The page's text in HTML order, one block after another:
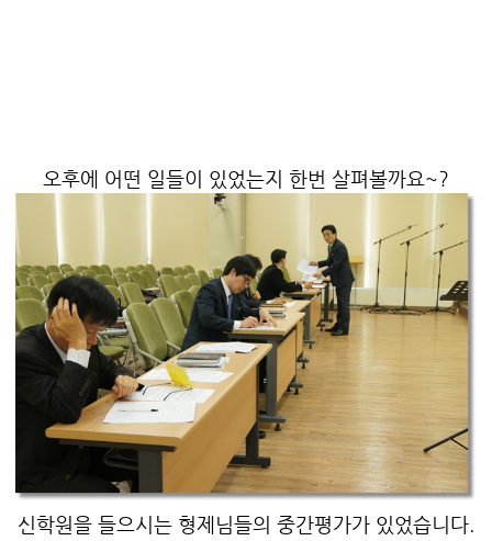
오후에 어떤 일들이 있었는지 한번 살펴볼까요~?
신학원을 들으시는 형제님들의 중간평가가 있었습니다.